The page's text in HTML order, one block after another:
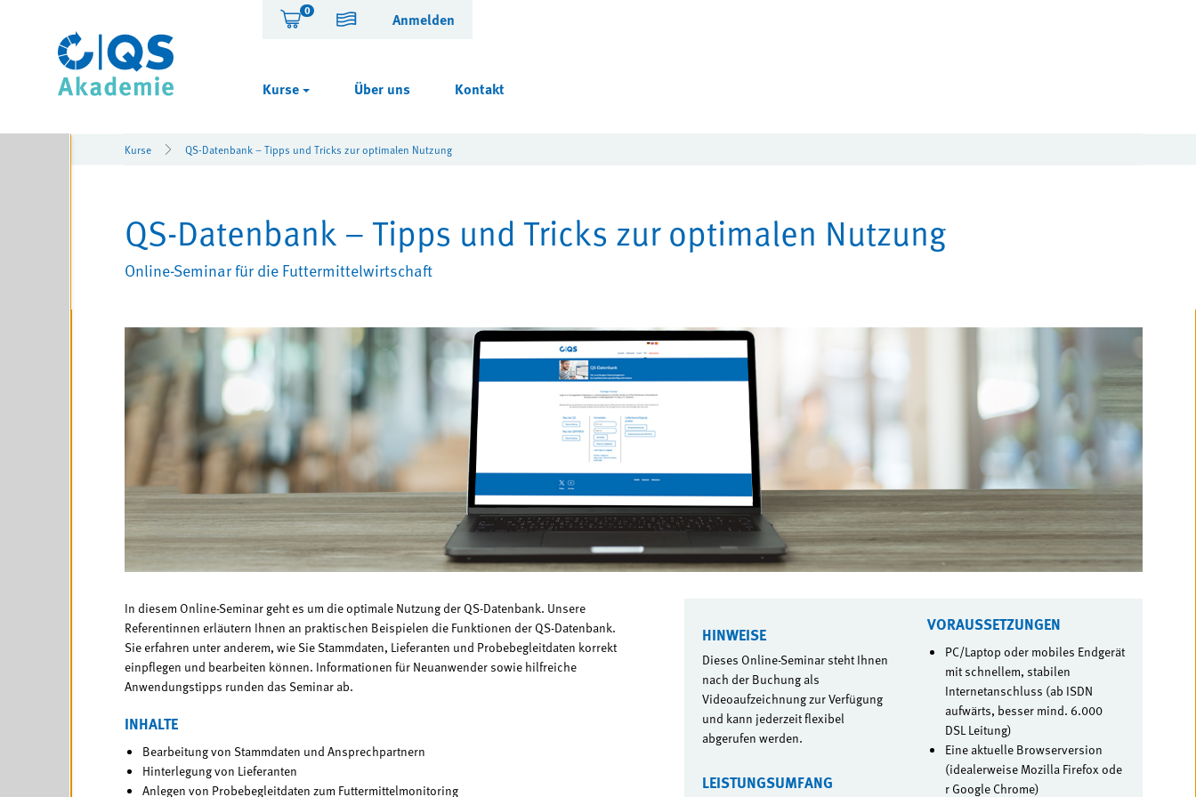
0 Anmelden
Kurse Über uns Kontakt
Kurse QS-Datenbank – Tipps und Tricks zur optimalen Nutzung
QS-Datenbank – Tipps und Tricks zur optimalen Nutzung
Online-Seminar für die Futtermittelwirtschaft
In diesem Online-Seminar geht es um die optimale Nutzung der QS-Datenbank. Unsere
Referentinnen erläutern Ihnen an praktischen Beispielen die Funktionen der QS-Datenbank.
Sie erfahren unter anderem, wie Sie Stammdaten, Lieferanten und Probebegleitdaten korrekt
einpflegen und bearbeiten können. Informationen für Neuanwender sowie hilfreiche
Anwendungstipps runden das Seminar ab.
INHALTE
Bearbeitung von Stammdaten und Ansprechpartnern
Hinterlegung von Lieferanten
Anlegen von Probebegleitdaten zum Futtermittelmonitoring
HINWEISE
Dieses Online-Seminar steht Ihnen
nach der Buchung als
Videoaufzeichnung zur Verfügung
und kann jederzeit flexibel
abgerufen werden.
LEISTUNGSUMFANG
VORAUSSETZUNGEN
PC/Laptop oder mobiles Endgerät
mit schnellem, stabilen
Internetanschluss (ab ISDN
aufwärts, besser mind. 6.000
DSL Leitung)
Eine aktuelle Browserversion
(idealerweise Mozilla Firefox ode
r Google Chrome)